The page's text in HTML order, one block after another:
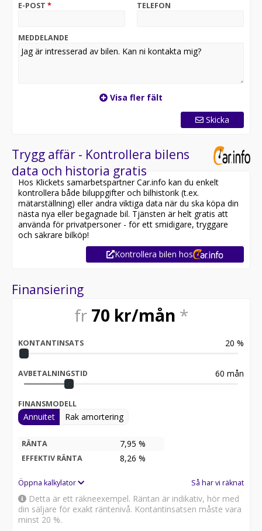
E-POST * TELEFON
MEDDELANDE
Visa fler fält
Skicka
Trygg affär - Kontrollera bilens
data och historia gratis
Hos Klickets samarbetspartner Car.info kan du enkelt
kontrollera både biluppgifter och bilhistorik (t.ex.
mätarställning) eller andra viktiga data när du ska köpa din
nästa nya eller begagnade bil. Tjänsten är helt gratis att
använda för privatpersoner - för ett smidigare, tryggare
och säkrare bilköp!
Kontrollera bilen hos
Finansiering
fr 70 kr/mån *
KONTANTINSATS 20 %
AVBETALNINGSTID 60 mån
FINANSMODELL
Annuitet Rak amortering
RÄNTA 7,95 %
EFFEKTIV RÄNTA 8,26 %
Öppna kalkylator Så har vi räknat
Detta är ett räkneexempel. Räntan är indikativ, hör med
din säljare för exakt räntenivå. Kontantinsatsen måste vara
minst 20 %.